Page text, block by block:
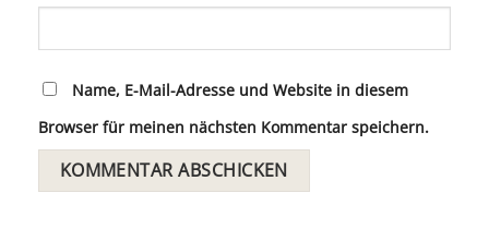
Name, E-Mail-Adresse und Website in diesem
Browser für meinen nächsten Kommentar speichern.